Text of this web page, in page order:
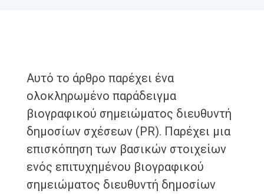
Αυτό το άρθρο παρέχει ένα
ολοκληρωμένο παράδειγμα
βιογραφικού σημειώματος διευθυντή
δημοσίων σχέσεων (PR). Παρέχει μια
επισκόπηση των βασικών στοιχείων
ενός επιτυχημένου βιογραφικού
σημειώματος διευθυντή δημοσίων